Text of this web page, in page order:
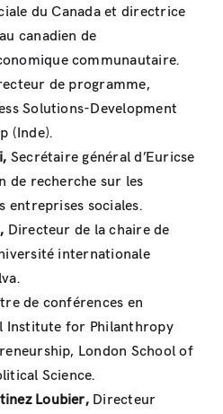
du Canada et directrice
canadien de
communautaire.
de programme,
Solutions-Development
(Inde).
Secrétaire général d’Euricse
de recherche sur les
entreprises sociales.
Directeur de la chaire de
internationale
de conférences en
Institute for Philanthropy
London School of
Science.
Loubier,Directeur